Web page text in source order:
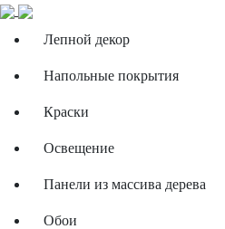
Лепной декор
Напольные покрытия
Краски
Освещение
Панели из массива дерева
Обои